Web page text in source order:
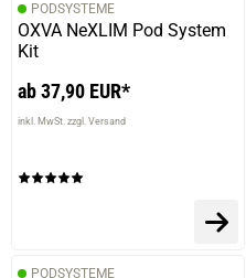
Das Liquid schmeckt mir
Zigarette, da ich süße
Super Geschmack, sehr zu
PODSYSTEME
OXVA NeXLIM Pod System
Kit
ab 37,90 EUR*
inkl. MwSt. zzgl. Versand
PODSYSTEME